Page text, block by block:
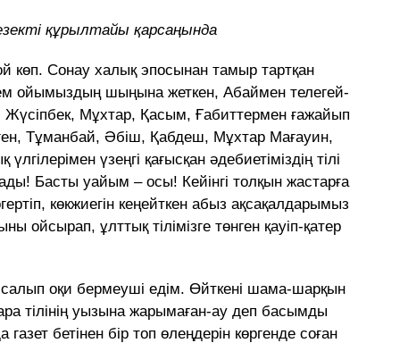
құрылтайы қарсаңында
көп. Сонау халық эпосынан тамыр тартқан
ойымыздың шыңына жеткен, Абаймен телегей-
Мұхтар, Қасым, Ғабиттермен ғажайып
Тұманбай, Әбіш, Қабдеш, Мұхтар Мағауин,
үзеңгі қағысқан әдебиетіміздің тілі
Басты уайым – осы! Кейінгі толқын жастарға
көкжиегін кеңейткен абыз ақсақалдарымыз
ойсырап, ұлттық тілімізге төнген қауіп-қатер
оқи бермеуші едім. Өйткені шама-шарқын
тілінің уызына жарымаған-ау деп басымды
бетінен бір топ өлеңдерін көргенде соған